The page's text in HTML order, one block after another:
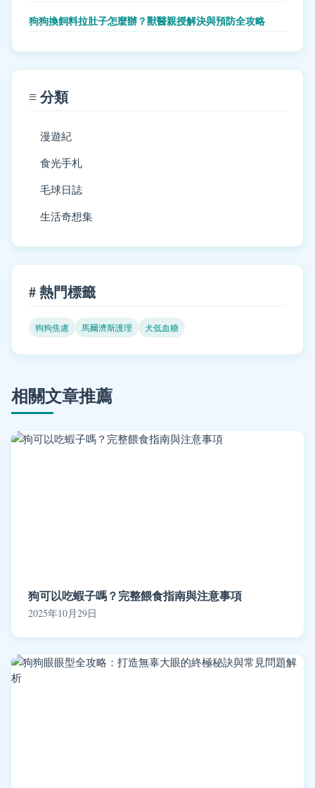
狗狗換飼料拉肚子怎麼辦？獸醫親授解決與預防全攻略
≡ 分類
漫遊紀
食光手札
毛球日誌
生活奇想集
# 熱門標籤
狗狗焦慮 馬爾濟斯護理 犬低血糖
相關文章推薦
狗可以吃蝦子嗎？完整餵食指南與注意事項
2025年10月29日